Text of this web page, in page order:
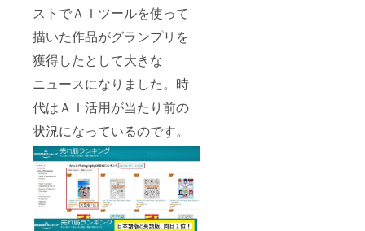
ストでＡＩツールを使って
描いた作品がグランプリを
獲得したとして大きな
ニュースになりました。時
代はＡＩ活用が当たり前の
状況になっているのです。